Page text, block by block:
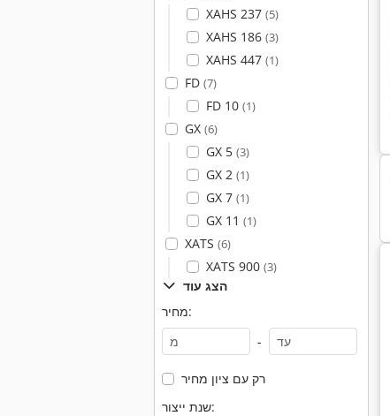
XAHS 237 (5)
XAHS 186 (3)
XAHS 447 (1)
FD (7)
FD 10 (1)
GX (6)
GX 5 (3)
GX 2 (1)
GX 7 (1)
GX 11 (1)
XATS (6)
XATS 900 (3)
הצג עוד
מחיר:
-
רק עם ציון מחיר
שנת ייצור:
מחולל אותות